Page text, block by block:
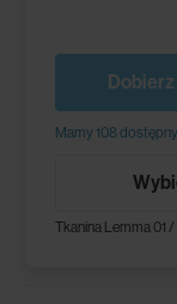
Mamy 108
Tkanina Lemma 01